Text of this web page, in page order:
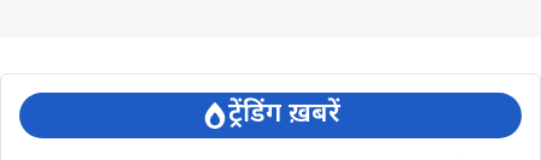
ट्रेंडिंग ख़बरें